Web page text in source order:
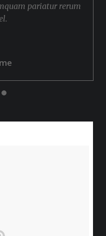
pariatur rerum